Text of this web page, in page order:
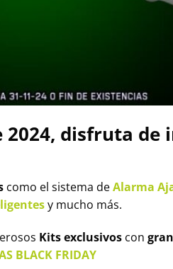
2024, disfruta de
como el sistema deAlarma
y mucho más.
Kits exclusivos con
BLACK FRIDAY